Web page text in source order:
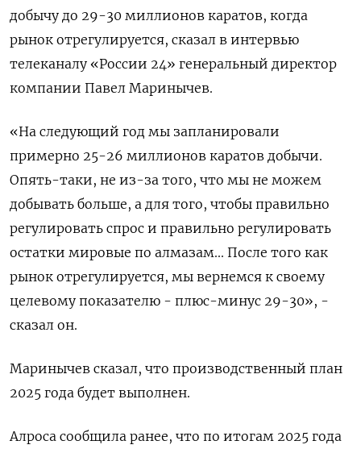
добычу до 29-⁠30 миллионов каратов, когда ​
рынок отрегулируется, ⁠сказал в интервью
телеканалу «России 24» генеральный ⁠директор
компании Павел Маринычев.
«На следующий год мы ‌запланировали
примерно 25-‍26 миллионов каратов добычи.
Опять-таки, ‌не из-за того, что ​мы не можем
добывать больше, а для того, чтобы правильно
регулировать ⁠спрос и правильно регулировать
‍остатки мировые по алмазам... После того ‌как
рынок отрегулируется, мы вернемся к своему
целевому показателю - плюс-минус 29-30», -
сказал он.
Маринычев сказал, что производственный план
2025 года будет выполнен.
Алроса ‍сообщила ранее, ‍что по итогам 2025 года